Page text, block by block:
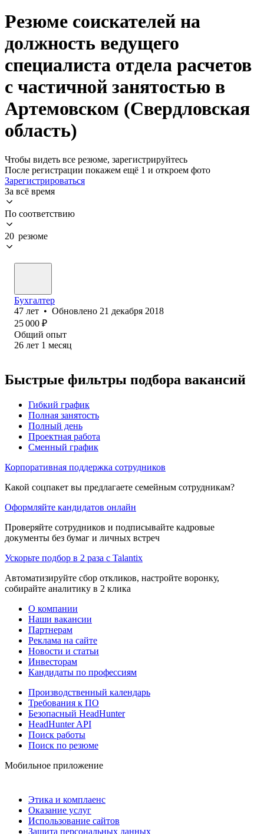
Резюме соискателей на
должность ведущего
специалиста отдела расчетов
с частичной занятостью в
Артемовском (Свердловская
область)
Чтобы видеть все резюме, зарегистрируйтесь
После регистрации покажем ещё 1 и откроем фото
Зарегистрироваться
За всё время
По соответствию
20 резюме
Бухгалтер
47 лет • Обновлено 21 декабря 2018
25 000 ₽
Общий опыт
26 лет 1 месяц
Быстрые фильтры подбора вакансий
Гибкий график
Полная занятость
Полный день
Проектная работа
Сменный график
Корпоративная поддержка сотрудников
Какой соцпакет вы предлагаете семейным сотрудникам?
Оформляйте кандидатов онлайн
Проверяйте сотрудников и подписывайте кадровые
документы без бумаг и личных встреч
Ускорьте подбор в 2 раза с Talantix
Автоматизируйте сбор откликов, настройте воронку,
собирайте аналитику в 2 клика
О компании
Наши вакансии
Партнерам
Реклама на сайте
Новости и статьи
Инвесторам
Кандидаты по профессиям
Производственный календарь
Требования к ПО
Безопасный HeadHunter
HeadHunter API
Поиск работы
Поиск по резюме
Мобильное приложение
Этика и комплаенс
Оказание услуг
Использование сайтов
Защита персональных данных